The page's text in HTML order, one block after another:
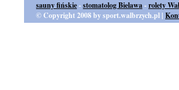
sauny fińskie-stomatolog Bielawa-rolety
© Copyright 2008 by sport.walbrzych.pl |